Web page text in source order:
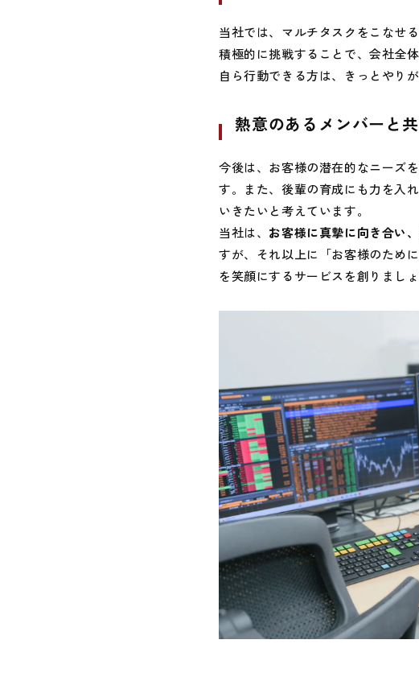
当社では、マルチタスクをこなせ
積極的に挑戦することで、会社全
自ら行動できる方は、きっとやり
熱意のあるメンバーと
今後は、お客様の潜在的なニーズ
す。また、後輩の育成にも力を入
いきたいと考えています。
当社は、 お客様に真摯に向き合い
すが、それ以上に「お客様のため
を笑顔にするサービスを創りましょ